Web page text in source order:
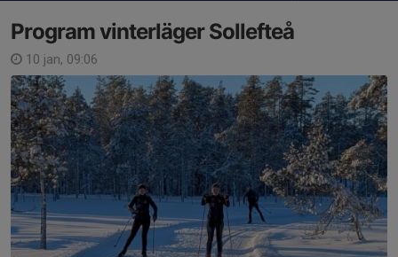
Program vinterläger Sollefteå
10 jan, 09:06